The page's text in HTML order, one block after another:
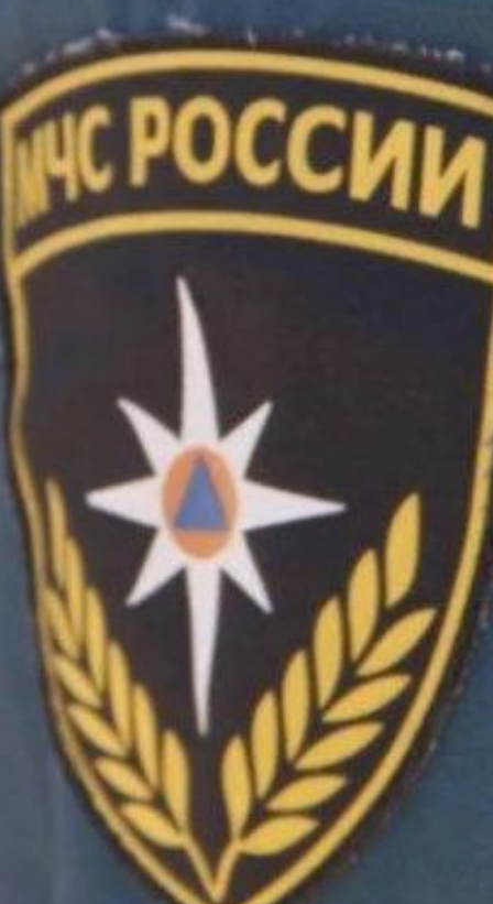
на улице Ленинградской
в девятиэтажной гостинице
на третьем этаже
в прачечной обгорел
электрический провод.
Возгорание ликвидировано
до прибытия пожарной
охраны. Эвакуировано 32
человека, включая троих
детей. Пострадавших нет.
В Комсомольске-на-Амуре
в микрорайоне Попова
на улице Мачтовой горели
гаражи и деревянные
постройки. В одном
сгорел автомобиль, рядом
стоящий нежилой дом, катер
«Амур», частично обгорел
второй автомобиль.
Пострадавших нет. Причины
устанавливают дознаватели
МЧС России.
На ликвидацию последствий
ДТП спасатели
привлекались один раз. На
маршрутах
зарегистрировано семь
туристских групп — 80
человек, включая 24
ребёнка. У села
Воронежское-3 в протоке
Хохлатка обнаружено тело
женщины, проводятся
оперативно-следственные
мероприятия. Спасатели
привлекались дважды.
Сегодня в Хабаровске
переменная облачность,
без существенных осадков,
ветер северо-восточный 5–
10 метров в секунду,
температура плюс 24–26